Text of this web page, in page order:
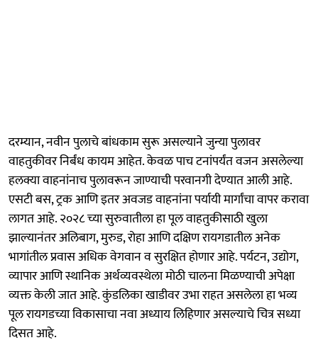
दरम्यान, नवीन पुलाचे बांधकाम सुरू असल्याने जुन्या पुलावर
वाहतुकीवर निर्बंध कायम आहेत. केवळ पाच टनांपर्यंत वजन असलेल्या
हलक्या वाहनांनाच पुलावरून जाण्याची परवानगी देण्यात आली आहे.
एसटी बस, ट्रक आणि इतर अवजड वाहनांना पर्यायी मार्गांचा वापर करावा
लागत आहे. २०२८ च्या सुरुवातीला हा पूल वाहतुकीसाठी खुला
झाल्यानंतर अलिबाग, मुरुड, रोहा आणि दक्षिण रायगडातील अनेक
भागांतील प्रवास अधिक वेगवान व सुरक्षित होणार आहे. पर्यटन, उद्योग,
व्यापार आणि स्थानिक अर्थव्यवस्थेला मोठी चालना मिळण्याची अपेक्षा
व्यक्त केली जात आहे. कुंडलिका खाडीवर उभा राहत असलेला हा भव्य
पूल रायगडच्या विकासाचा नवा अध्याय लिहिणार असल्याचे चित्र सध्या
दिसत आहे.